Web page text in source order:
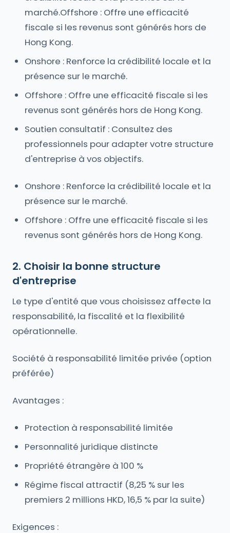
marché.Offshore : Offre une efficacité
fiscale si les revenus sont générés hors de
Hong Kong.
Onshore : Renforce la crédibilité locale et la
présence sur le marché.
Offshore : Offre une efficacité fiscale si les
revenus sont générés hors de Hong Kong.
Soutien consultatif : Consultez des
professionnels pour adapter votre structure
d'entreprise à vos objectifs.
Onshore : Renforce la crédibilité locale et la
présence sur le marché.
Offshore : Offre une efficacité fiscale si les
revenus sont générés hors de Hong Kong.
2. Choisir la bonne structure
d'entreprise
Le type d'entité que vous choisissez affecte la
responsabilité, la fiscalité et la flexibilité
opérationnelle.
Société à responsabilité limitée privée (option
préférée)
Avantages :
Protection à responsabilité limitée
Personnalité juridique distincte
Propriété étrangère à 100 %
Régime fiscal attractif (8,25 % sur les
premiers 2 millions HKD, 16,5 % par la suite)
Exigences :